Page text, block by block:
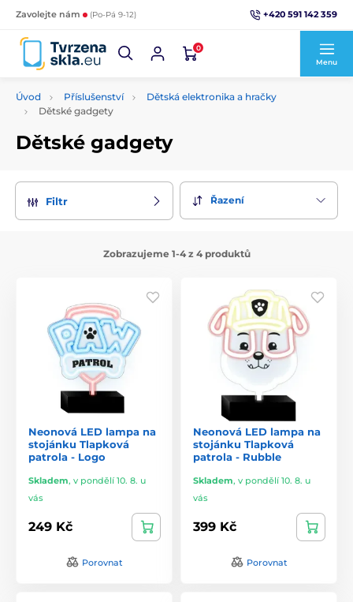
Zavolejte nám (Po-Pá 9-12) +420 591 142 359
0
Menu
Úvod Příslušenství
Dětská elektronika a hračky
Dětské gadgety
Dětské gadgety
Filtr Řazení
Zobrazujeme 1-4 z 4 produktů
Neonová LED lampa na
stojánku Tlapková
patrola - Logo
Skladem, v pondělí 10. 8. u
vás
249 Kč
Porovnat
Neonová LED lampa na
stojánku Tlapková
patrola - Rubble
Skladem, v pondělí 10. 8. u
vás
399 Kč
Porovnat